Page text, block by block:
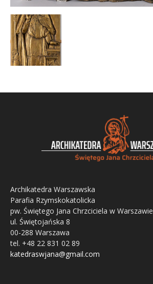
Archikatedra Warszawska
Parafia Rzymskokatolicka
pw. Świętego Jana Chrzciciela w Warszawie
ul. Świętojańska 8
00-288 Warszawa
tel. +48 22 831 02 89
katedraswjana@gmail.com